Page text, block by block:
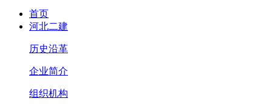
首页
河北二建
历史沿革
企业简介
组织机构